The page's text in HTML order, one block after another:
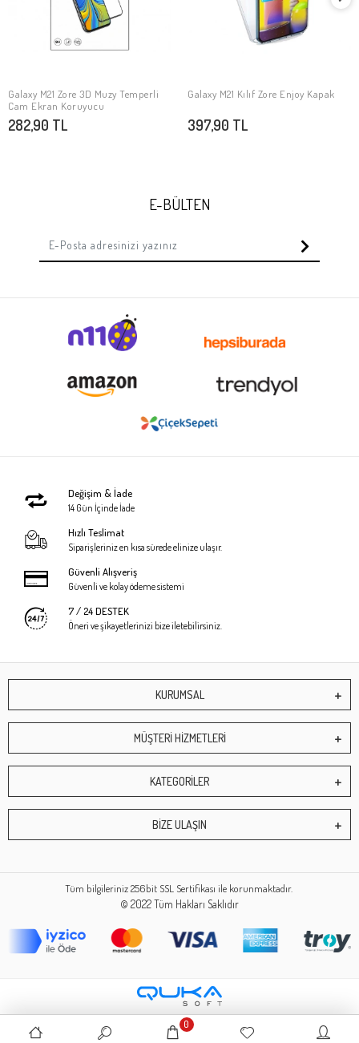
SEPETE EKLE
Galaxy M21 Zore 3D Muzy Temperli
Cam Ekran Koruyucu
282,90 TL
SEPETE EKLE
Galaxy M21 Kılıf Zore Enjoy Kapak
397,90 TL
E-BÜLTEN
Değişim & İade
14 Gün İçinde İade
Hızlı Teslimat
Siparişleriniz en kısa sürede elinize ulaşır.
Güvenli Alışveriş
Güvenli ve kolay ödeme sistemi
7 / 24 DESTEK
Öneri ve şikayetlerinizi bize iletebilirsiniz.
KURUMSAL
MÜŞTERİ HİZMETLERİ
KATEGORİLER
BİZE ULAŞIN
Tüm bilgileriniz 256bit SSL Sertifikası ile korunmaktadır.
© 2022Tüm Hakları Saklıdır
0